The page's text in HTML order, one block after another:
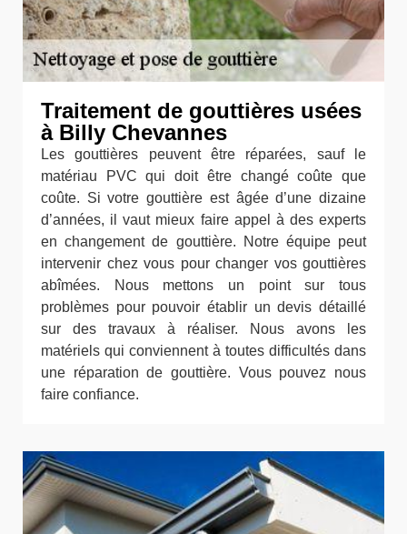
Traitement de gouttières usées
à Billy Chevannes
Les gouttières peuvent être réparées, sauf le
matériau PVC qui doit être changé coûte que
coûte. Si votre gouttière est âgée d’une dizaine
d’années, il vaut mieux faire appel à des experts
en changement de gouttière. Notre équipe peut
intervenir chez vous pour changer vos gouttières
abîmées. Nous mettons un point sur tous
problèmes pour pouvoir établir un devis détaillé
sur des travaux à réaliser. Nous avons les
matériels qui conviennent à toutes difficultés dans
une réparation de gouttière. Vous pouvez nous
faire confiance.